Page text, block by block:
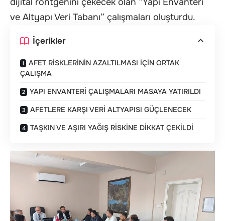
ve Altyapı Veri Tabanı” çalışmaları oluşturdu.
İçerikler
AFET RİSKLERİNİN AZALTILMASI İÇİN ORTAK
ÇALIŞMA
YAPI ENVANTERİ ÇALIŞMALARI MASAYA YATIRILDI
AFETLERE KARŞI VERİ ALTYAPISI GÜÇLENECEK
TAŞKIN VE AŞIRI YAĞIŞ RİSKİNE DİKKAT ÇEKİLDİ